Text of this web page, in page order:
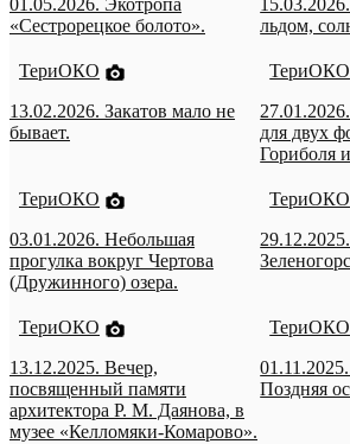
01.05.2026. Экотропа
«Сестрорецкое болото».
льдом,
ТериОКО
13.02.2026. Закатов мало не
бывает.
ТериОКО
для двух
Гориболя
ТериОКО
03.01.2026. Небольшая
прогулка вокруг Чертова
(Дружинного) озера.
ТериОКО
ТериОКО
13.12.2025. Вечер,
посвященный памяти
архитектора Р. М. Даянова, в
музее «Келломяки-Комарово».
ТериОКО
Поздняя